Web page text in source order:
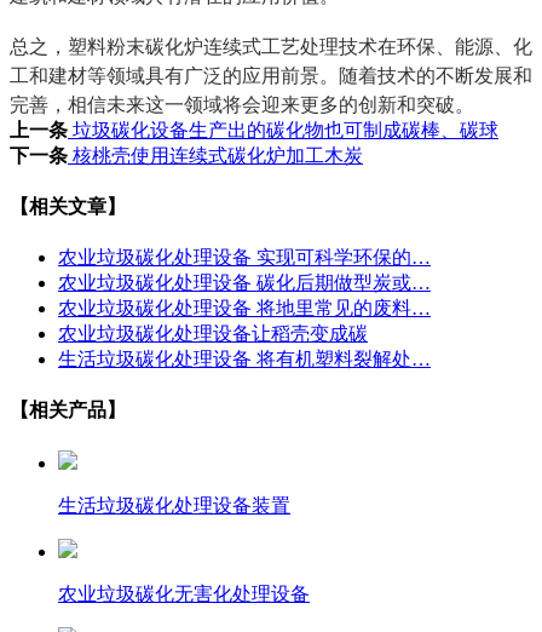
总之，塑料粉末碳化炉连续式工艺处理技术在环保、能源、化
工和建材等领域具有广泛的应用前景。随着技术的不断发展和
完善，相信未来这一领域将会迎来更多的创新和突破。
上一条 垃圾碳化设备生产出的碳化物也可制成碳棒、碳球
下一条 核桃壳使用连续式碳化炉加工木炭
【相关文章】
农业垃圾碳化处理设备 实现可科学环保的…
农业垃圾碳化处理设备 碳化后期做型炭或…
农业垃圾碳化处理设备 将地里常见的废料…
农业垃圾碳化处理设备让稻壳变成碳
生活垃圾碳化处理设备 将有机塑料裂解处…
【相关产品】
生活垃圾碳化处理设备装置
农业垃圾碳化无害化处理设备